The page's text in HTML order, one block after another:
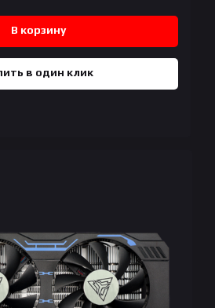
В корзину
в один клик